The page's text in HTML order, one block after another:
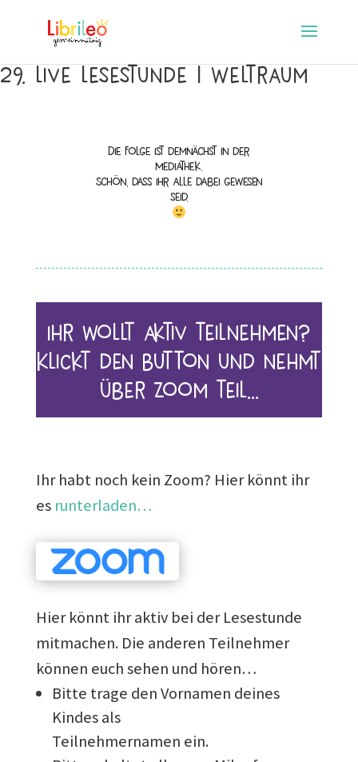
29. Live Lesestunde | Weltraum
Die Folge ist demnächst in der
Mediathek.
Schön, dass ihr alle dabei gewesen
seid.
Ihr wollt aktiv teilnehmen?
Klickt den Button und nehmt
über Zoom teil…
Ihr habt noch kein Zoom? Hier könnt ihr
es runterladen…
Hier könnt ihr aktiv bei der Lesestunde
mitmachen. Die anderen Teilnehmer
können euch sehen und hören…
Bitte trage den Vornamen deines
Kindes als
Teilnehmernamen ein.